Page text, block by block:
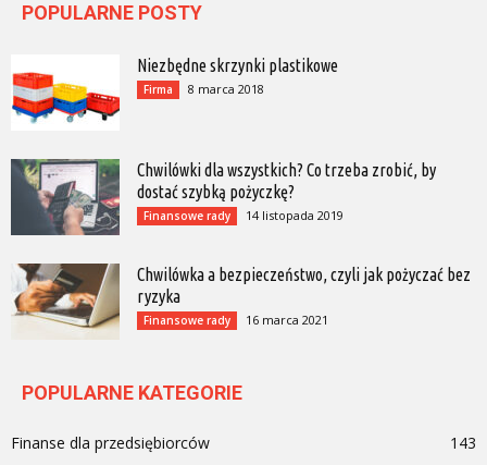
POPULARNE POSTY
Niezbędne skrzynki plastikowe
Firma 8 marca 2018
Chwilówki dla wszystkich? Co trzeba zrobić, by
dostać szybką pożyczkę?
Finansowe rady 14 listopada 2019
Chwilówka a bezpieczeństwo, czyli jak pożyczać bez
ryzyka
Finansowe rady 16 marca 2021
POPULARNE KATEGORIE
Finanse dla przedsiębiorców 143